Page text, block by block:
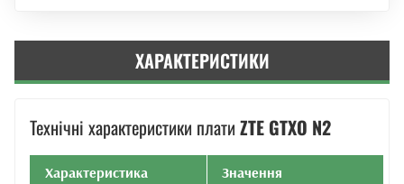
ХАРАКТЕРИСТИКИ
Технічні характеристики плати ZTE GTXO N2
Характеристика Значення